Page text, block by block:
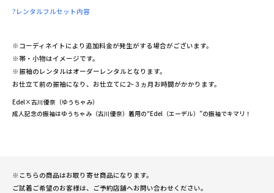
? レンタルフルセット内容
※コーディネイトにより追加料金が発生がする場合がございます。
※帯・小物はイメージです。
※振袖のレンタルはオーダーレンタルとなります。
お仕立て前の振袖になり、お仕立てに2~３ヵ月お時間がかかります。
Edel×古川優奈（ゆうちゃみ）
成人記念の振袖はゆうちゃみ（古川優奈）着用の“Edel（エーデル）”の振袖でキマリ！
※こちらの商品はお取り寄せ商品になります。
ご試着ご希望のお客様は、ご予約店舗へお問い合わせください。